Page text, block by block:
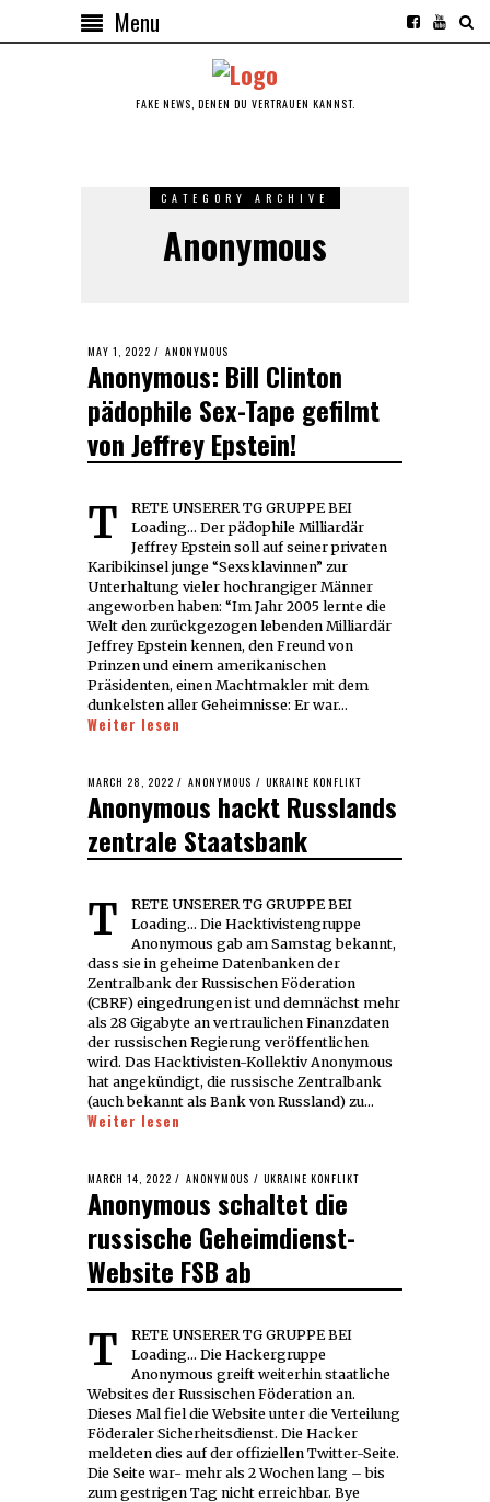
Menu
FAKE NEWS, DENEN DU VERTRAUEN KANNST.
CATEGORY ARCHIVE
Anonymous
POSTED
ON
MAY 1, 2022 ANONYMOUS
Anonymous: Bill Clinton
pädophile Sex-Tape gefilmt
von Jeffrey Epstein!
TRETE UNSERER TG GRUPPE BEI
Loading... Der pädophile Milliardär
Jeffrey Epstein soll auf seiner privaten
Karibikinsel junge “Sexsklavinnen” zur
Unterhaltung vieler hochrangiger Männer
angeworben haben: “Im Jahr 2005 lernte die
Welt den zurückgezogen lebenden Milliardär
Jeffrey Epstein kennen, den Freund von
Prinzen und einem amerikanischen
Präsidenten, einen Machtmakler mit dem
dunkelsten aller Geheimnisse: Er war…
Weiter lesen
POSTED
ON
MARCH 28, 2022 ANONYMOUS / UKRAINE KONFLIKT
Anonymous hackt Russlands
zentrale Staatsbank
TRETE UNSERER TG GRUPPE BEI
Loading... Die Hacktivistengruppe
Anonymous gab am Samstag bekannt,
dass sie in geheime Datenbanken der
Zentralbank der Russischen Föderation
(CBRF) eingedrungen ist und demnächst mehr
als 28 Gigabyte an vertraulichen Finanzdaten
der russischen Regierung veröffentlichen
wird. Das Hacktivisten-Kollektiv Anonymous
hat angekündigt, die russische Zentralbank
(auch bekannt als Bank von Russland) zu…
Weiter lesen
POSTED
ON
MARCH 14, 2022 MARCH
2022
ANONYMOUS / UKRAINE KONFLIKT
Anonymous schaltet die
russische Geheimdienst-
Website FSB ab
TRETE UNSERER TG GRUPPE BEI
Loading... Die Hackergruppe
Anonymous greift weiterhin staatliche
Websites der Russischen Föderation an.
Dieses Mal fiel die Website unter die Verteilung
Föderaler Sicherheitsdienst. Die Hacker
meldeten dies auf der offiziellen Twitter-Seite.
Die Seite war- mehr als 2 Wochen lang – bis
zum gestrigen Tag nicht erreichbar. Bye